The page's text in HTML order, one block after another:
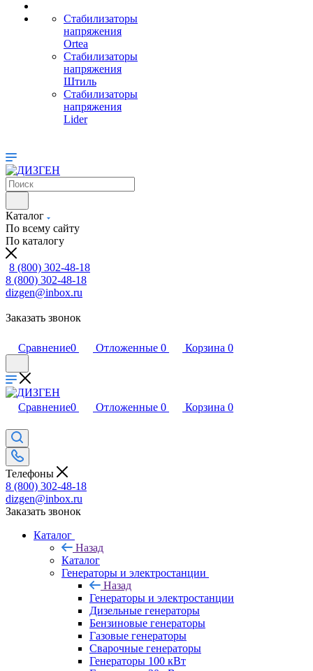
Стабилизаторы
напряжения
Ortea
Стабилизаторы
напряжения
Штиль
Стабилизаторы
напряжения
Lider
Каталог
По всему сайту
По каталогу
8 (800) 302-48-18
8 (800) 302-48-18
dizgen@inbox.ru
Заказать звонок
Сравнение0 Отложенные 0 Корзина 0
Сравнение0 Отложенные 0 Корзина 0
Телефоны
8 (800) 302-48-18
dizgen@inbox.ru
Заказать звонок
Каталог
Назад
Каталог
Генераторы и электростанции
Назад
Генераторы и электростанции
Дизельные генераторы
Бензиновые генераторы
Газовые генераторы
Сварочные генераторы
Генераторы 100 кВт